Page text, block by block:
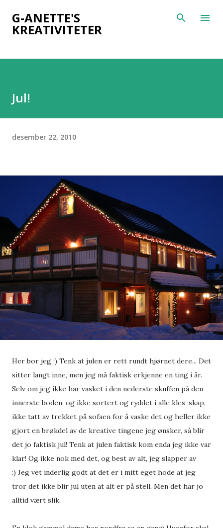
Gå til hovedinnhold
G-ANETTE'S
KREATIVITETER
Jul!
desember 22, 2010
Her bor jeg :) Tenk at julen er rett rundt hjørnet dere... Det
sitter langt inne, men jeg må faktisk erkjenne en ting i år.
Selv om jeg ikke har vasket i den nederste skuffen på den
innerste boden, og ikke sortert og ryddet i alle kles-skap,
ikke tatt av trekket på sofaen for å vaske det og heller ikke
gjort en brøkdel av de kreative tingene jeg ønsker, så blir
det jo faktisk jul! Tenk at julen faktisk kom enda jeg ikke var
klar! Og ikke nok med det, og best av alt, jeg slapper av
:) Jeg vet inderlig godt at det er i mitt eget hode at jeg
tror det ikke blir jul uten at alt er på stell. Men det har jo
alltid vært slik.